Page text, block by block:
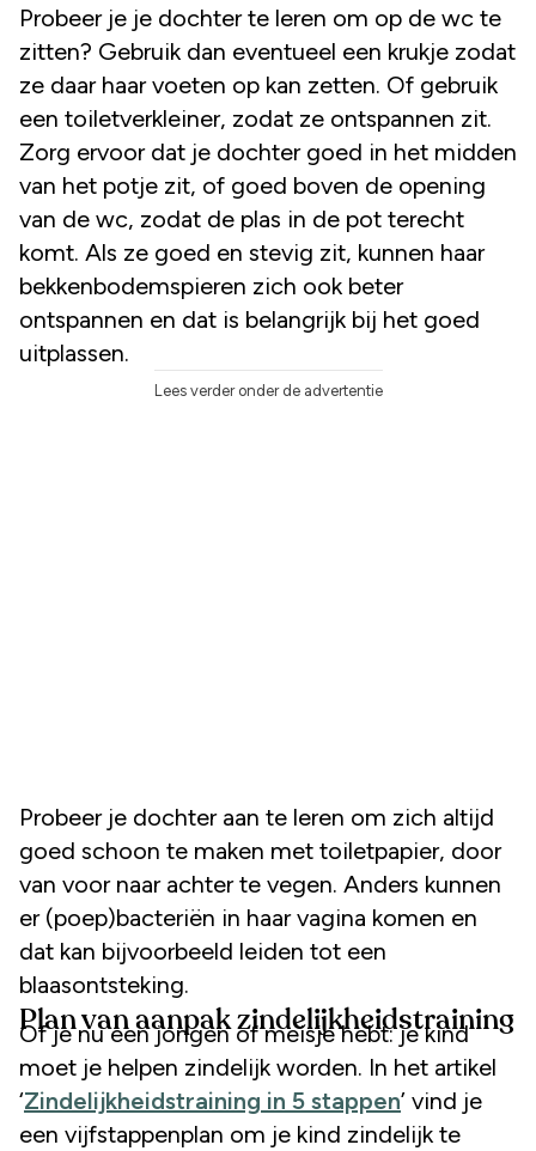
Probeer je je dochter te leren om op de wc te
zitten? Gebruik dan eventueel een krukje zodat
ze daar haar voeten op kan zetten. Of gebruik
een toiletverkleiner, zodat ze ontspannen zit.
Zorg ervoor dat je dochter goed in het midden
van het potje zit, of goed boven de opening
van de wc, zodat de plas in de pot terecht
komt. Als ze goed en stevig zit, kunnen haar
bekkenbodemspieren zich ook beter
ontspannen en dat is belangrijk bij het goed
uitplassen.
Lees verder onder de advertentie
Probeer je dochter aan te leren om zich altijd
goed schoon te maken met toiletpapier, door
van voor naar achter te vegen. Anders kunnen
er (poep)bacteriën in haar vagina komen en
dat kan bijvoorbeeld leiden tot een
blaasontsteking.
Plan van aanpak zindelijkheidstraining
Of je nu een jongen of meisje hebt: je kind
moet je helpen zindelijk worden. In het artikel
‘Zindelijkheidstraining in 5 stappen’ vind je
een vijfstappenplan om je kind zindelijk te